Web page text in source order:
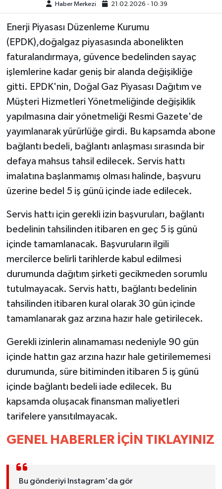
Haber Merkezi 21.02.2026 - 10:39
Enerji Piyasası Düzenleme Kurumu
(EPDK),doğalgaz piyasasında abonelikten
faturalandırmaya, güvence bedelinden sayaç
işlemlerine kadar geniş bir alanda değişikliğe
gitti. EPDK'nin, Doğal Gaz Piyasası Dağıtım ve
Müşteri Hizmetleri Yönetmeliğinde değişiklik
yapılmasına dair yönetmeliği Resmi Gazete'de
yayımlanarak yürürlüğe girdi. Bu kapsamda abone
bağlantı bedeli, bağlantı anlaşması sırasında bir
defaya mahsus tahsil edilecek. Servis hattı
imalatına başlanmamış olması halinde, başvuru
üzerine bedel 5 iş günü içinde iade edilecek.
Servis hattı için gerekli izin başvuruları, bağlantı
bedelinin tahsilinden itibaren en geç 5 iş günü
içinde tamamlanacak. Başvuruların ilgili
mercilerce belirli tarihlerde kabul edilmesi
durumunda dağıtım şirketi gecikmeden sorumlu
tutulmayacak. Servis hattı, bağlantı bedelinin
tahsilinden itibaren kural olarak 30 gün içinde
tamamlanarak gaz arzına hazır hale getirilecek.
Gerekli izinlerin alınamaması nedeniyle 90 gün
içinde hattın gaz arzına hazır hale getirilememesi
durumunda, süre bitiminden itibaren 5 iş günü
içinde bağlantı bedeli iade edilecek. Bu
kapsamda oluşacak finansman maliyetleri
tarifelere yansıtılmayacak.
GENEL HABERLER İÇİN TIKLAYINIZ
Bu gönderiyi Instagram'da gör
KÜLTÜR SANAT
MAGAZİN
ÖZEL HABER
SAĞLIK
ŞİRKET HABERLERİ
SİYASET
SPOR
TEKNOLOJİ
YAŞAM
YEREL
AFYON
AFYONKARAHİSAR
AYDIN
DENİZLİ
İZMİR
KÜTAHYA
MUĞLA